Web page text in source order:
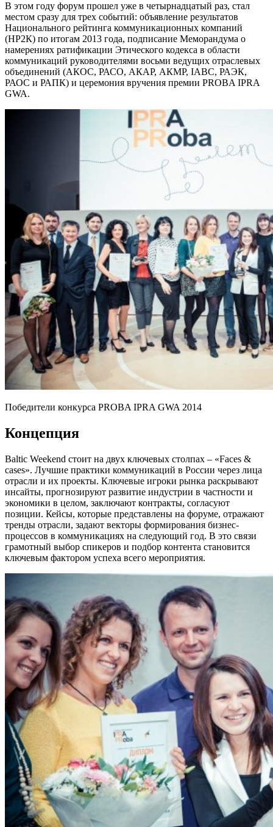
В этом году форум прошел уже в четырнадцатый раз, стал
местом сразу для трех событий: объявление результатов
Национального рейтинга коммуникационных компаний
(НР2К) по итогам 2013 года, подписание Меморандума о
намерениях ратификации Этического кодекса в области
коммуникаций руководителями восьми ведущих отраслевых
объединений (АКОС, РАСО, АКАР, АКМР, IABC, РАЭК,
РАОС и РАПК) и церемония вручения премии PROBA IPRA
GWA.
Победители конкурса PROBA IPRA GWA 2014
Концепция
Baltic Weekend стоит на двух ключевых столпах – «Faces &
cases». Лучшие практики коммуникаций в России через лица
отрасли и их проекты. Ключевые игроки рынка раскрывают
инсайты, прогнозируют развитие индустрии в частности и
экономики в целом, заключают контракты, согласуют
позиции. Кейсы, которые представлены на форуме, отражают
тренды отрасли, задают векторы формирования бизнес-
процессов в коммуникациях на следующий год. В это связи
грамотный выбор спикеров и подбор контента становится
ключевым фактором успеха всего мероприятия.